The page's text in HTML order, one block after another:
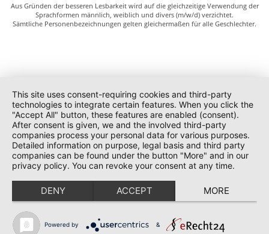
Aus Gründen der besseren Lesbarkeit wird auf die gleichzeitige Verwendung der
Sprachformen männlich, weiblich und divers (m/w/d) verzichtet.
Sämtliche Personenbezeichnungen gelten gleichermaßen für alle Geschlechter.
This site uses consent-requiring cookies and third-party
technologies to integrate certain features. When you click the
"Accept All" button, these features are enabled (consent).
After consent is given, we and the involved third-party
companies process your personal data for various purposes.
Detailed information on purpose, legal basis and third party
companies can be found under the button "More" and in our
privacy policy. You can revoke your consent at any time.
DENY ACCEPT MORE
Powered by &